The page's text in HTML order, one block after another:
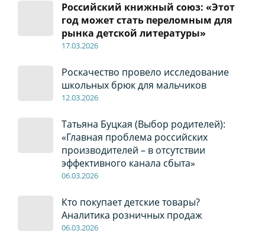
Российский книжный союз: «Этот
год может стать переломным для
рынка детской литературы»
17.03.2026
Роскачество провело исследование
школьных брюк для мальчиков
12.03.2026
Татьяна Буцкая (Выбор родителей):
«Главная проблема российских
производителей – в отсутствии
эффективного канала сбыта»
06.03.2026
Кто покупает детские товары?
Аналитика розничных продаж
06.03.2026